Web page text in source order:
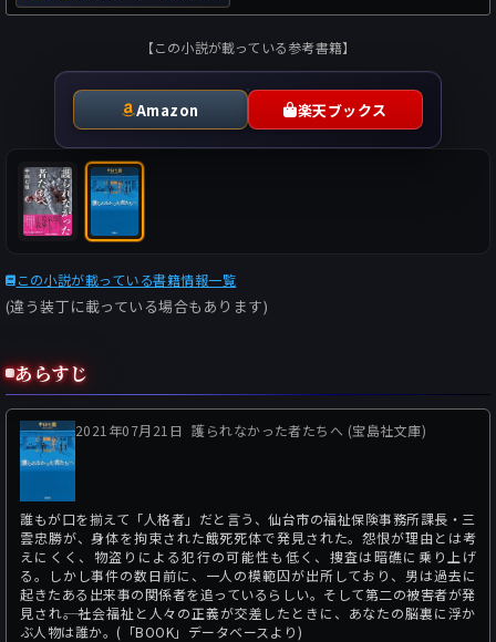
【この小説が載っている参考書籍】
Amazon 楽天ブックス
この小説が載っている書籍情報一覧
(違う装丁に載っている場合もあります)
あらすじ
2021年07月21日 護られなかった者たちへ (宝島社文庫)
誰もが口を揃えて「人格者」だと言う、仙台市の福祉保険事務所課長・三
雲忠勝が、身体を拘束された餓死死体で発見された。怨恨が理由とは考
えにくく、物盗りによる犯行の可能性も低く、捜査は暗礁に乗り上げ
る。しかし事件の数日前に、一人の模範囚が出所しており、男は過去に
起きたある出来事の関係者を追っているらしい。そして第二の被害者が発
見され――。社会福祉と人々の正義が交差したときに、あなたの脳裏に浮か
ぶ人物は誰か。(「BOOK」データベースより)